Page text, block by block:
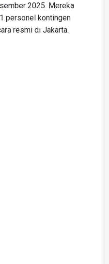
2025. Mereka
personel kontingen
resmi di Jakarta.